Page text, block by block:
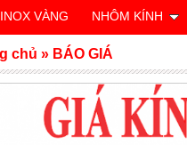
chủ » BÁO GIÁ
VÀNG NHÔM KÍNH